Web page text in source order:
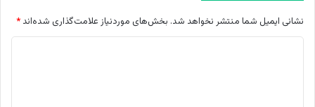
نشانی ایمیل شما منتشر نخواهد شد. بخش‌های موردنیاز علامت‌گذاری شده‌اند *